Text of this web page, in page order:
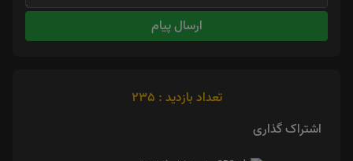
ارسال پیام
تعداد بازدید : 235
اشتراک گذاری